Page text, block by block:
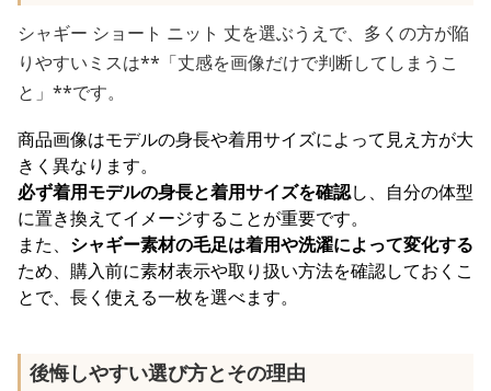
シャギー ショート ニット 丈を選ぶうえで、多くの方が陥
りやすいミスは**「丈感を画像だけで判断してしまうこ
と」**です。
商品画像はモデルの身長や着用サイズによって見え方が大
きく異なります。
必ず着用モデルの身長と着用サイズを確認し、自分の体型
に置き換えてイメージすることが重要です。
また、 シャギー素材の毛足は着用や洗濯によって変化する
ため、購入前に素材表示や取り扱い方法を確認しておくこ
とで、長く使える一枚を選べます。
後悔しやすい選び方とその理由